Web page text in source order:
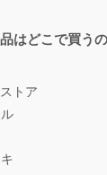
はどこで買う
トア